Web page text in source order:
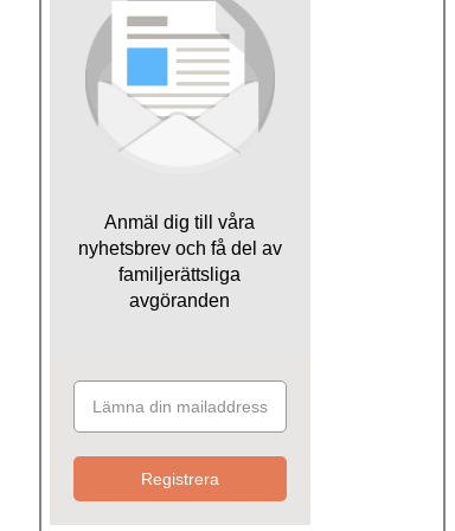
Anmäl dig till våra
nyhetsbrev och få del av
familjerättsliga
avgöranden
Registrera